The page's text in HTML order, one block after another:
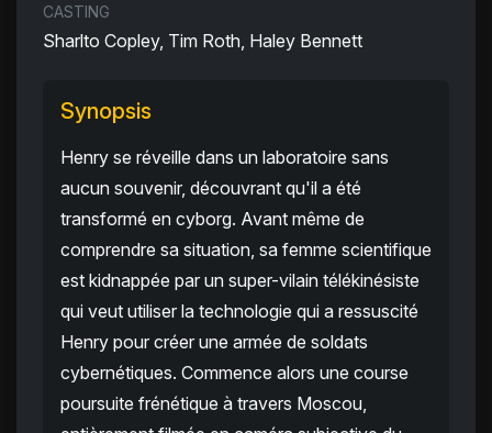
CASTING
Sharlto Copley, Tim Roth, Haley Bennett
Synopsis
Henry se réveille dans un laboratoire sans
aucun souvenir, découvrant qu'il a été
transformé en cyborg. Avant même de
comprendre sa situation, sa femme scientifique
est kidnappée par un super-vilain télékinésiste
qui veut utiliser la technologie qui a ressuscité
Henry pour créer une armée de soldats
cybernétiques. Commence alors une course
poursuite frénétique à travers Moscou,